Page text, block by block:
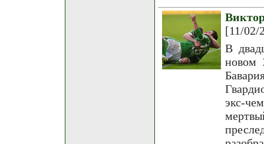
[11/02/
В
новом
экс-